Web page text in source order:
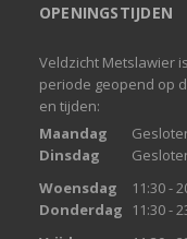
OPENINGSTIJDEN
Veldzicht Metslawier
periode geopend op
en tijden:
Maandag
Dinsdag
Woensdag
11:30 -
Donderdag
11:30 -